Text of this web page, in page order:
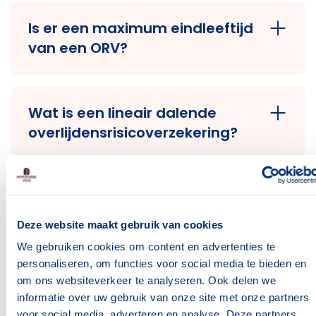
Deze website maakt gebruik van cookies
We gebruiken cookies om content en advertenties te
personaliseren, om functies voor social media te bieden en
om ons websiteverkeer te analyseren. Ook delen we
informatie over uw gebruik van onze site met onze partners
niet altijd, met als gevolg dat de woning
verkocht moet worden. Een ORV
Is er een maximum eindleeftijd
van een ORV?
Wat is een lineair dalende
overlijdensrisicoverzekering?
Bij een lineair dalende
overlijdensrisicoverzekering daalt het
hetzelfde bedrag tijdens de looptijd. Op
het moment van overlijden wordt het
kapitaal uitgekeerd dat op dat moment
verzekerd is.
Ik rook niet, ben ik dan
voordeliger uit?
Een aantal verzekeraars hanteert lagere
premies voor niet-rokers, het
zogenaamde niet-rokerstarief.
Is er een relatie tussen de
looptijd van de ORV en de